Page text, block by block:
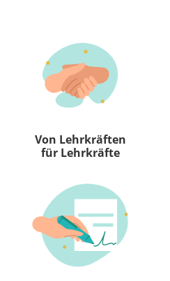
Von Lehrkräften
für Lehrkräfte